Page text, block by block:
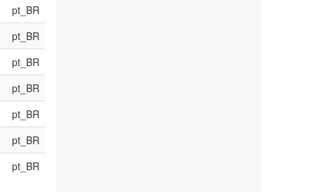
pt_BR
pt_BR
pt_BR
pt_BR
pt_BR
pt_BR
pt_BR